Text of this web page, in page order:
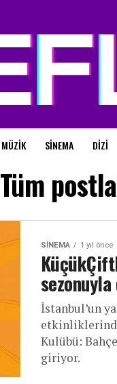
MÜZIK SINEMA DIZI
Tüm
SINEMA 1 yıl önce
İstanbul’un
Kulübü:
giriyor.